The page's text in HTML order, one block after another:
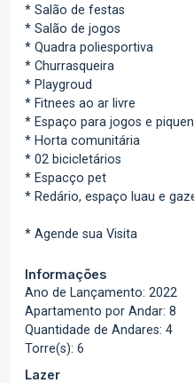
* Salão de festas
* Salão de jogos
* Quadra poliesportiva
* Churrasqueira
* Playgroud
* Fitnees ao ar livre
* Espaço para jogos e
* Horta comunitária
* 02 bicicletários
* Espacço pet
* Redário, espaço luau e
* Agende sua Visita
Informações
Ano de Lançamento: 2022
Apartamento por Andar: 8
Quantidade de Andares: 4
Torre(s): 6
Lazer